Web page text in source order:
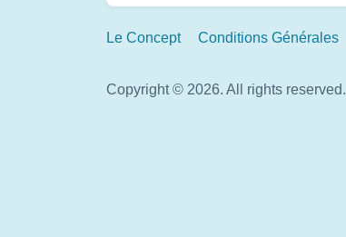
Footer
Le Concept Conditions Générales
Copyright © 2026. All rights reserved.